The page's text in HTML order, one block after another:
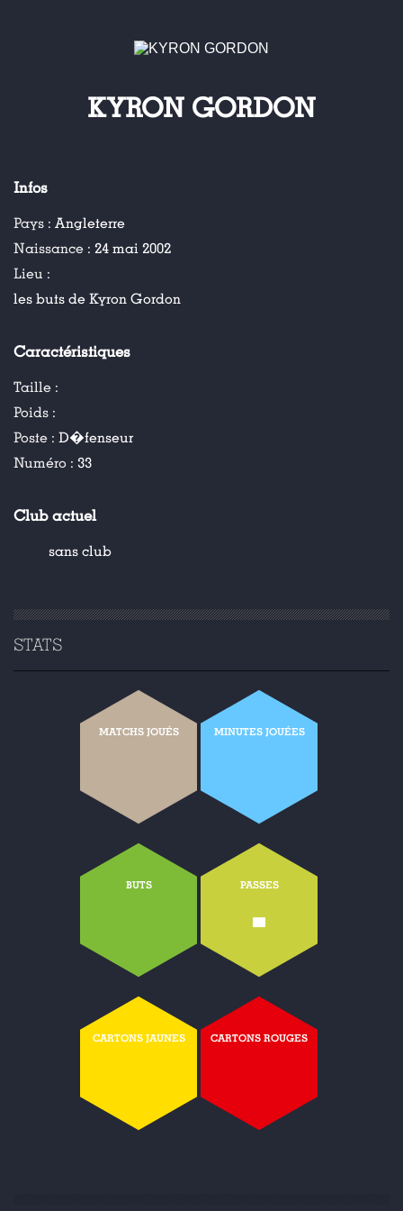
KYRON GORDON
Infos
Pays : Angleterre
Naissance : 24 mai 2002
Lieu :
les buts de Kyron Gordon
Caractéristiques
Taille :
Poids :
Poste : D�fenseur
Numéro : 33
Club actuel
sans club
STATS
MATCHS JOUÉS MINUTES JOUÉES
BUTS PASSES
-
CARTONS JAUNES CARTONS ROUGES